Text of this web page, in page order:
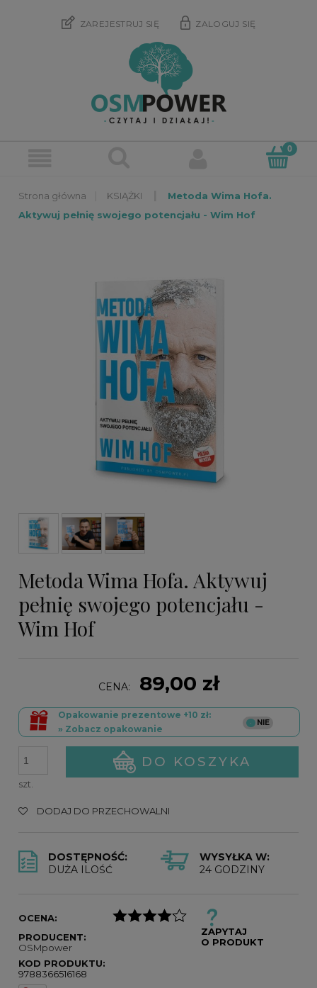
ZAREJESTRUJ SIĘ ZALOGUJ SIĘ
KSIĄŻKI
Metoda Wima Hofa.
Aktywuj pełnię swojego potencjału - Wim Hof
Metoda Wima Hofa. Aktywuj
pełnię swojego potencjału -
Wim Hof
CENA: 89,00 zł
Opakowanie prezentowe +10 zł:
» Zobacz opakowanie
szt.
DO KOSZYKA
DODAJ DO PRZECHOWALNI
DOSTĘPNOŚĆ:
DUŻA ILOŚĆ
WYSYŁKA W:
24 GODZINY
OCENA:
PRODUCENT:
OSMpower
KOD PRODUKTU:
9788366516168
ZAPYTAJ
O PRODUKT